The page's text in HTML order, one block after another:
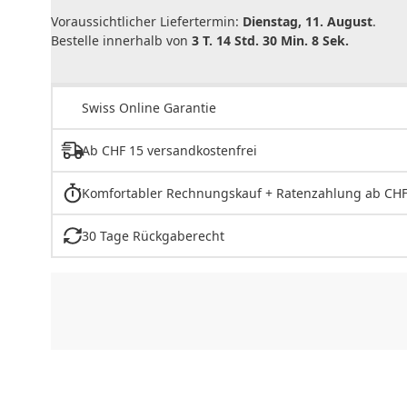
Voraussichtlicher Liefertermin: Dienstag, 11. August.
Bestelle innerhalb von 3 T. 14 Std. 30 Min. 8 Sek.
Swiss Online Garantie
Ab CHF 15 versandkostenfrei
Komfortabler Rechnungskauf + Ratenzahlung ab
30 Tage Rückgaberecht